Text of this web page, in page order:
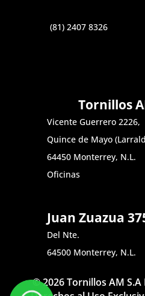
(81) 2407 8326
Tornillos
Vicente Guerrero 2226,
Quince de Mayo
64450 Monterrey, N.L.
Oficinas
Juan Zuazua
Del Nte.
64500 Monterrey, N.L.
© 2026 Tornillos AM S.A